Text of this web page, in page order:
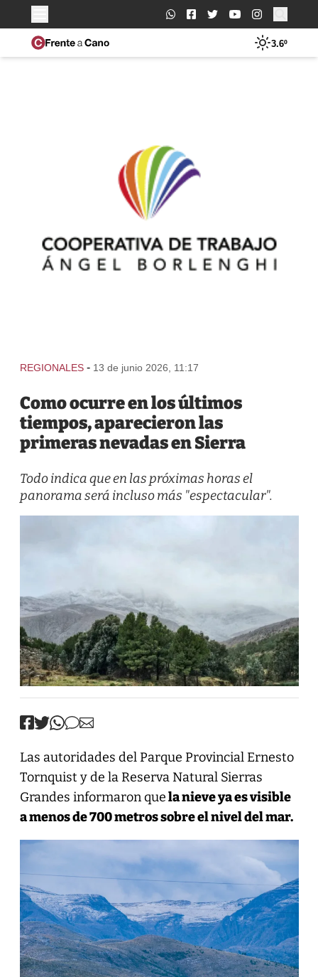
Buscar:
3.6º
REGIONALES - 13 de junio 2026, 11:17
Como ocurre en los últimos
tiempos, aparecieron las
primeras nevadas en Sierra
Todo indica que en las próximas horas el
panorama será incluso más "espectacular".
Las autoridades del Parque Provincial Ernesto
Tornquist y de la Reserva Natural Sierras
Grandes informaron quela nieve ya es visible
a menos de 700 metros sobre el nivel del mar.